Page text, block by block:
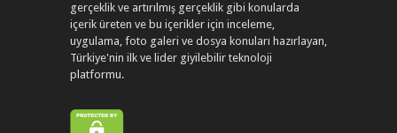
gerçeklik ve artırılmış gerçeklik gibi konularda
içerik üreten ve bu içerikler için inceleme,
uygulama, foto galeri ve dosya konuları hazırlayan,
Türkiye'nin ilk ve lider giyilebilir teknoloji
platformu.